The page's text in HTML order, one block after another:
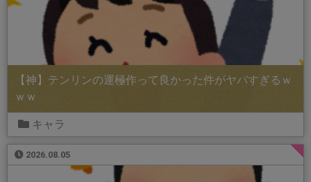
【神】テンリンの運極作って良かった件がヤバすぎるｗ
ｗｗ
キャラ
2026.08.05